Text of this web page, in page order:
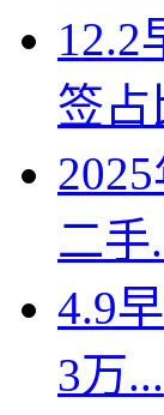
12.2
签占
二手
4.9
3万...